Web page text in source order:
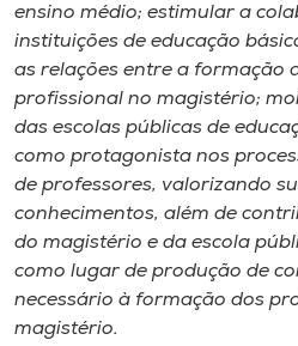
ensino médio; estimular a
instituições de educação
as relações entre a formação
profissional no magistério;
das escolas públicas de
como protagonista nos
de professores, valorizando
conhecimentos, além de
do magistério e da escola
como lugar de produção de
necessário à formação dos
magistério.